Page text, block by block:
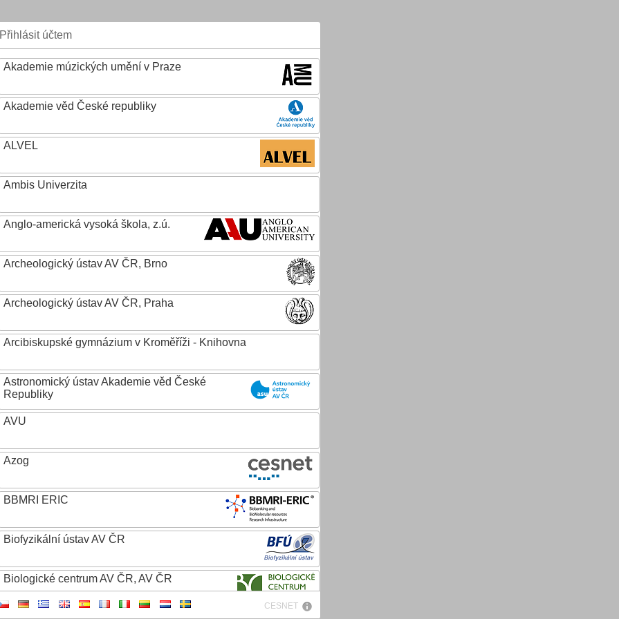
Přihlásit účtem
Akademie múzických umění v Praze
Akademie věd České republiky
ALVEL
Ambis Univerzita
Anglo-americká vysoká škola, z.ú.
Archeologický ústav AV ČR, Brno
Archeologický ústav AV ČR, Praha
Arcibiskupské gymnázium v Kroměříži - Knihovna
Astronomický ústav Akademie věd České
Republiky
AVU
Azog
BBMRI ERIC
Biofyzikální ústav AV ČR
Biologické centrum AV ČR, AV ČR
CESNET